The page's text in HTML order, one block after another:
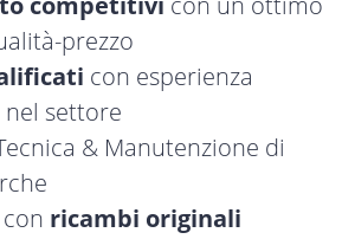
prezzo
con esperienza
settore
& Manutenzione di
ricambi originali